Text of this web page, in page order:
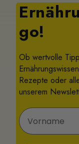
go!
Ob wertvolle
Rezepte oder
unserem
Vorname